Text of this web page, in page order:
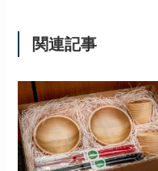
関連記事